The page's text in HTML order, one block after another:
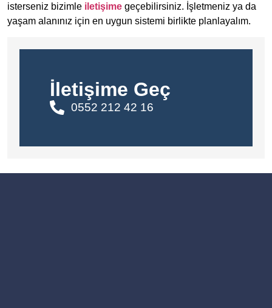
İletişime Geç
0552 212 42 16
isterseniz bizimle iletişime geçebilirsiniz. İşletmeniz ya da
yaşam alanınız için en uygun sistemi birlikte planlayalım.